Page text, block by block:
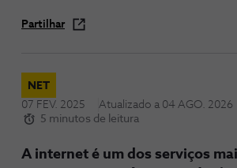
Partilhar
NET
07 FEV. 2025
Atualizado a 04 AGO. 2026
5 minutos de leitura
A internet é um dos serviços